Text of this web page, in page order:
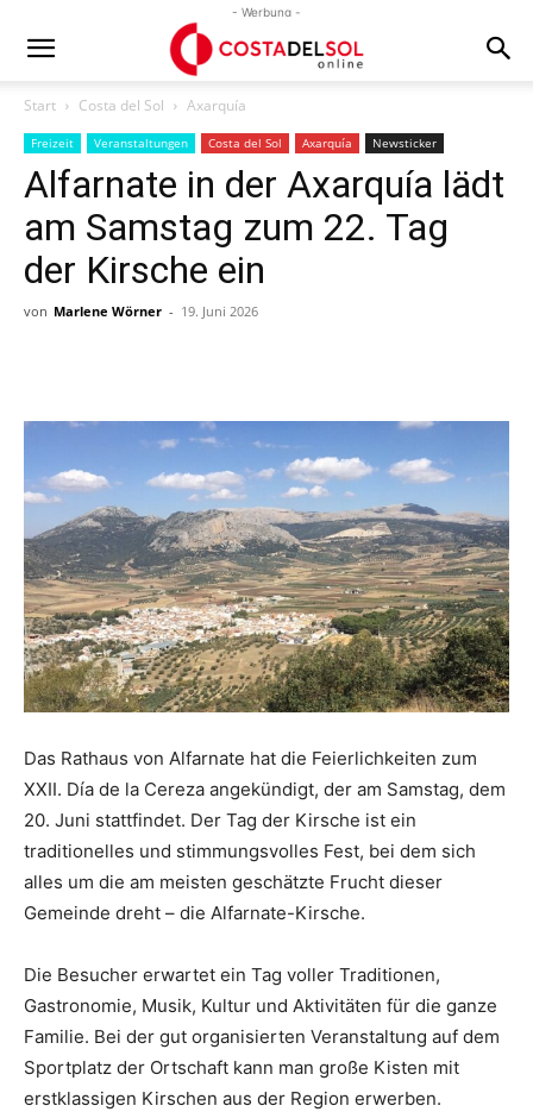
- Werbung -
Start Costa del Sol Axarquía
Freizeit Veranstaltungen Costa del Sol Axarquía Newsticker
Alfarnate in der Axarquía lädt
am Samstag zum 22. Tag
der Kirsche ein
von Marlene Wörner - 19. Juni 2026
Das Rathaus von Alfarnate hat die Feierlichkeiten zum
XXII. Día de la Cereza angekündigt, der am Samstag, dem
20. Juni stattfindet. Der Tag der Kirsche ist ein
traditionelles und stimmungsvolles Fest, bei dem sich
alles um die am meisten geschätzte Frucht dieser
Gemeinde dreht – die Alfarnate-Kirsche.
Die Besucher erwartet ein Tag voller Traditionen,
Gastronomie, Musik, Kultur und Aktivitäten für die ganze
Familie. Bei der gut organisierten Veranstaltung auf dem
Sportplatz der Ortschaft kann man große Kisten mit
erstklassigen Kirschen aus der Region erwerben.